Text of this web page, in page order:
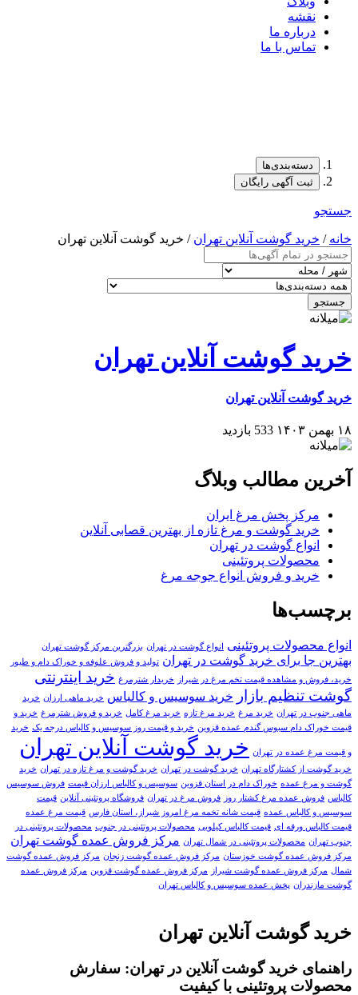
نقشه
درباره ما
تماس با ما
دسته‌بندی‌ها
ثبت آگهی رایگان
جستجو
خانه / خرید گوشت آنلاین تهران / خرید گوشت آنلاین تهران
جستجو
خرید گوشت آنلاین تهران
خرید گوشت آنلاین تهران
۱۸ بهمن ۱۴۰۳ 533 بازدید
آخرین مطالب وبلاگ
مرکز پخش مرغ ایران
خرید گوشت و مرغ تازه از بهترین قصابی آنلاین
انواع گوشت در تهران
محصولات پروتئینی
خرید و فروش انواع جوجه مرغ
برچسب‌ها
انواع محصولات پروتئینی انواع گوشت در تهران بزرگترین مرکز گوشت تهران
بهترین جا برای خرید گوشت در تهران تولید و فروش علوفه و خوراک دام و طیور
خرید، فروش و مشاهده قیمت تخم مرغ در شیراز
خریدار شترمرغ خرید اینترنتی
گوشت تنظیم بازار
خرید سوسیس و کالباس خرید ماهی ارزان خرید
ماهی جنوب در تهران خرید مرغ خرید مرغ تازه خرید مرغ کامل خرید و فروش شترمرغ خرید و
قیمت خوراک دام سبوس گندم عمده قزوین خرید و قیمت روز سوسیس و کالباس درجه یک خرید
و قیمت مرغ عمده در تهران خرید گوشت آنلاین تهران
خرید گوشت از کشتارگاه تهران خرید گوشت در تهران خرید گوشت و مرغ تازه در تهران خرید
گوشت و مرغ عمده خوراک دام در استان قزوین سوسیس و کالباس ارزان قیمت فروش سوسیس
کالباس فروش عمده مرغ کشتار روز فروش مرغ در تهران فروشگاه پروتئینی آنلاین قیمت
سوسیس و کالباس عمده قیمت شانه تخمه مرغ امروز شیراز، استان فارس قیمت مرغ عمده
قیمت کالباس ورقه ای قیمت کالباس کیلویی محصولات پروتئینی در جنوب محصولات پروتئینی در
جنوب تهران محصولات پروتئینی در شمال تهران مرکز فروش عمده گوشت تهران
مرکز فروش عمده گوشت خوزستان مرکز فروش عمده گوشت زنجان مرکز فروش عمده گوشت
شمال مرکز فروش عمده گوشت شیراز مرکز فروش عمده گوشت قزوین مرکز فروش عمده
گوشت مازندران پخش عمده سوسیس و کالباس تهران
خرید گوشت آنلاین تهران
راهنمای خرید گوشت آنلاین در تهران: سفارش
محصولات پروتئینی با کیفیت